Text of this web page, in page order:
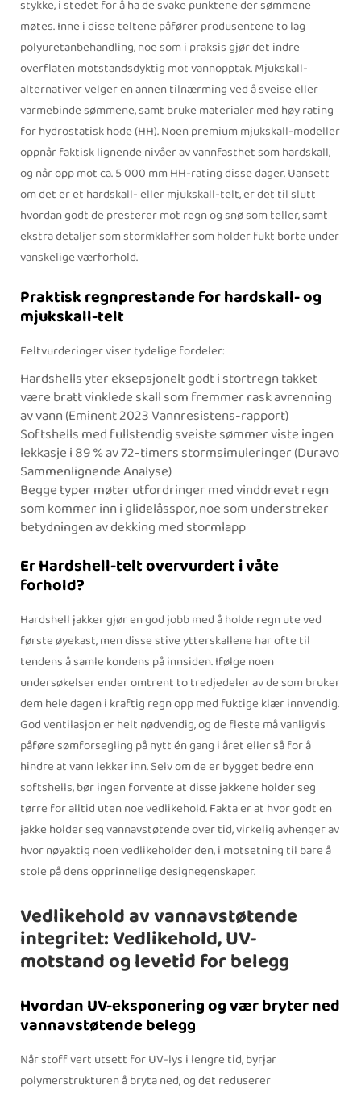
stykke, i stedet for å ha de svake punktene der sømmene
møtes. Inne i disse teltene påfører produsentene to lag
polyuretanbehandling, noe som i praksis gjør det indre
overflaten motstandsdyktig mot vannopptak. Mjukskall-
alternativer velger en annen tilnærming ved å sveise eller
varmebinde sømmene, samt bruke materialer med høy rating
for hydrostatisk hode (HH). Noen premium mjukskall-modeller
oppnår faktisk lignende nivåer av vannfasthet som hardskall,
og når opp mot ca. 5 000 mm HH-rating disse dager. Uansett
om det er et hardskall- eller mjukskall-telt, er det til slutt
hvordan godt de presterer mot regn og snø som teller, samt
ekstra detaljer som stormklaffer som holder fukt borte under
vanskelige værforhold.
Praktisk regnprestande for hardskall- og
mjukskall-telt
Feltvurderinger viser tydelige fordeler:
Hardshells yter eksepsjonelt godt i stortregn takket
være bratt vinklede skall som fremmer rask avrenning
av vann (Eminent 2023 Vannresistens-rapport)
Softshells med fullstendig sveiste sømmer viste ingen
lekkasje i 89 % av 72-timers stormsimuleringer (Duravo
Sammenlignende Analyse)
Begge typer møter utfordringer med vinddrevet regn
som kommer inn i glidelåsspor, noe som understreker
betydningen av dekking med stormlapp
Er Hardshell-telt overvurdert i våte
forhold?
Hardshell jakker gjør en god jobb med å holde regn ute ved
første øyekast, men disse stive ytterskallene har ofte til
tendens å samle kondens på innsiden. Ifølge noen
undersøkelser ender omtrent to tredjedeler av de som bruker
dem hele dagen i kraftig regn opp med fuktige klær innvendig.
God ventilasjon er helt nødvendig, og de fleste må vanligvis
påføre sømforsegling på nytt én gang i året eller så for å
hindre at vann lekker inn. Selv om de er bygget bedre enn
softshells, bør ingen forvente at disse jakkene holder seg
tørre for alltid uten noe vedlikehold. Fakta er at hvor godt en
jakke holder seg vannavstøtende over tid, virkelig avhenger av
hvor nøyaktig noen vedlikeholder den, i motsetning til bare å
stole på dens opprinnelige designegenskaper.
Vedlikehold av vannavstøtende
integritet: Vedlikehold, UV-
motstand og levetid for belegg
Hvordan UV-eksponering og vær bryter ned
vannavstøtende belegg
Når stoff vert utsett for UV-lys i lengre tid, byrjar
polymerstrukturen å bryta ned, og det reduserer